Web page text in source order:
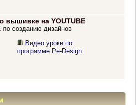
вышивке на YOUTUBE
по созданию дизайнов
Видео уроки по
программе Pe-Design